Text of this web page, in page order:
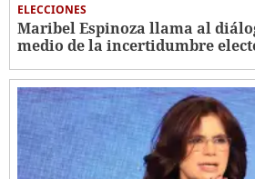
ELECCIONES
Maribel Espinoza llama al
medio de la incertidumbre